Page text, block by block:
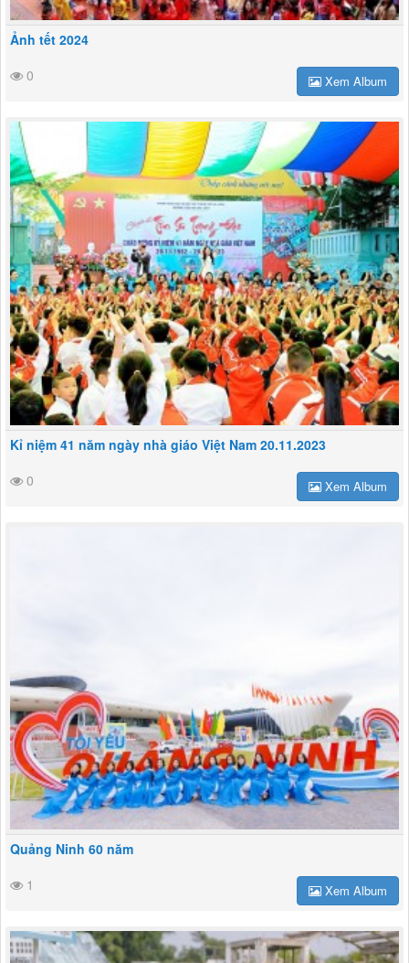
Ảnh tết 2024
0
Xem Album
Kỉ niệm 41 năm ngày nhà giáo Việt Nam 20.11.2023
0
Xem Album
Quảng Ninh 60 năm
1
Xem Album